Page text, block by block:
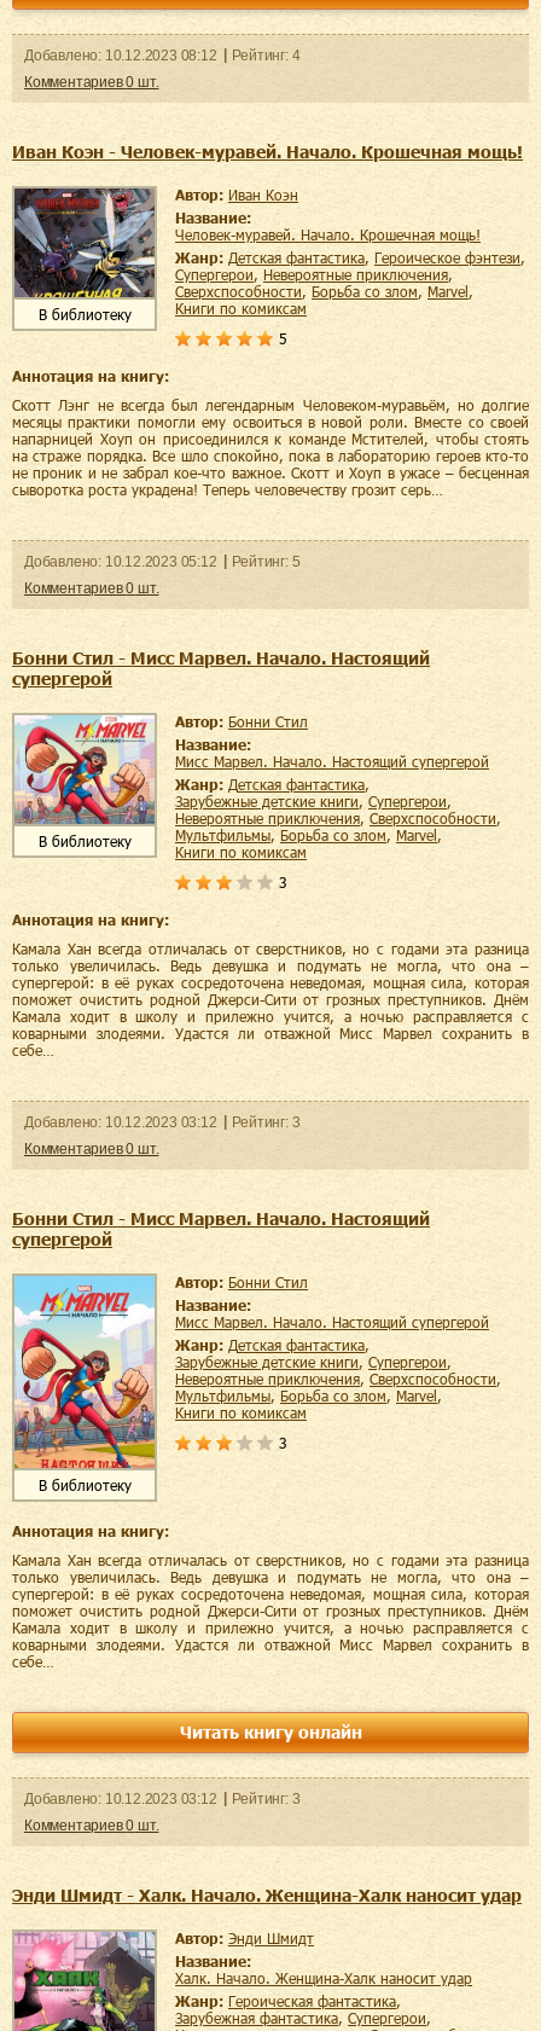
Добавленo: 10.12.2023 08:12 Рейтинг: 4
Комментариев0 шт.
Иван Коэн - Человек-муравей. Начало. Крошечная мощь!
В библиотеку
Автор:
Иван Коэн
Название:
Человек-муравей. Начало. Крошечная мощь!
Жанр:
детская фантастика героическое фэнтези
супергерои
невероятные приключения
сверхспособности
борьба со злом Marvel
книги по комиксам
5
Аннотация на книгу:
Скотт Лэнг не всегда был легендарным Человеком-муравьём, но долгие
месяцы практики помогли ему освоиться в новой роли. Вместе со своей
напарницей Хоуп он присоединился к команде Мстителей, чтобы стоять
на страже порядка. Все шло спокойно, пока в лабораторию героев кто-то
не проник и не забрал кое-что важное. Скотт и Хоуп в ужасе – бесценная
сыворотка роста украдена! Теперь человечеству грозит серь…
Добавленo: 10.12.2023 05:12 Рейтинг: 5
Комментариев0 шт.
Бонни Стил - Мисс Марвел. Начало. Настоящий
супергерой
В библиотеку
Автор:
Бонни Стил
Название:
Мисс Марвел. Начало. Настоящий супергерой
Жанр:
детская фантастика
зарубежные детские книги
супергерои
невероятные приключения
сверхспособности
мультфильмы
борьба со злом Marvel
книги по комиксам
3
Аннотация на книгу:
Камала Хан всегда отличалась от сверстников, но с годами эта разница
только увеличилась. Ведь девушка и подумать не могла, что она –
супергерой: в её руках сосредоточена неведомая, мощная сила, которая
поможет очистить родной Джерси-Сити от грозных преступников. Днём
Камала ходит в школу и прилежно учится, а ночью расправляется с
коварными злодеями. Удастся ли отважной Мисс Марвел сохранить в
себе…
Добавленo: 10.12.2023 03:12 Рейтинг: 3
Комментариев0 шт.
Бонни Стил - Мисс Марвел. Начало. Настоящий
супергерой
В библиотеку
Автор:
Бонни Стил
Название:
Мисс Марвел. Начало. Настоящий супергерой
Жанр:
детская фантастика
зарубежные детские книги
супергерои
невероятные приключения
сверхспособности
мультфильмы
борьба со злом Marvel
книги по комиксам
3
Аннотация на книгу:
Камала Хан всегда отличалась от сверстников, но с годами эта разница
только увеличилась. Ведь девушка и подумать не могла, что она –
супергерой: в её руках сосредоточена неведомая, мощная сила, которая
поможет очистить родной Джерси-Сити от грозных преступников. Днём
Камала ходит в школу и прилежно учится, а ночью расправляется с
коварными злодеями. Удастся ли отважной Мисс Марвел сохранить в
себе…
Читать книгу онлайн
Добавленo: 10.12.2023 03:12 Рейтинг: 3
Комментариев0 шт.
Энди Шмидт - Халк. Начало. Женщина-Халк наносит удар
Автор:
Энди Шмидт
Название:
Халк. Начало. Женщина-Халк наносит удар
Жанр:
героическая фантастика,
зарубежная фантастика, супергерои,